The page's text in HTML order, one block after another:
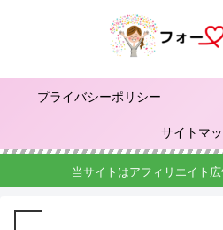
プライバシーポリシー
サイトマ
当サイトはアフィリエイト